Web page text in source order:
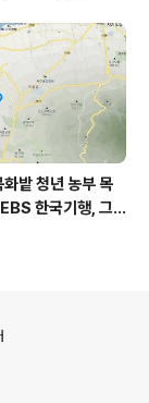
밭 청년 농부 목
한국기행, 그